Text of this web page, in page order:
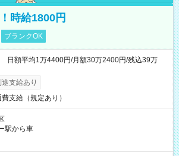
時給1800円
ブランクOK
日額平均1万4400円/月額30万2400円/残込39万
支給あり
支給（規定あり）
駅から車